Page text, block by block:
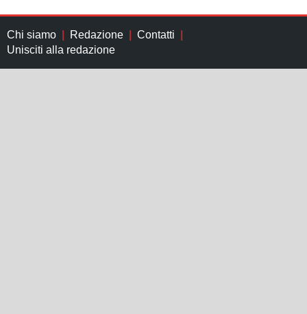
Chi siamo Redazione
Contatti
Unisciti alla redazione